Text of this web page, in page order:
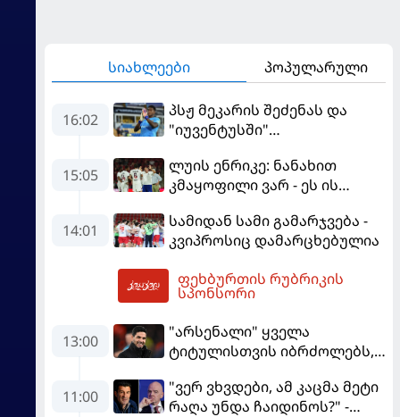
სიახლეები პოპულარული
16:02
პსჟ მეკარის შეძენას და
"იუვენტუსში"
15:05
ლუის ენრიკე: ნანახით
კმაყოფილი ვარ - ეს ის
გვინდოდა
14:01
სამიდან სამი გამარჯვება -
კვიპროსიც დამარცხებულია
ფეხბურთის რუბრიკის
სპონსორი
13:00
"არსენალი" ყველა
ტიტულისთვის იბრძოლებს,
გვსურს" - მიკელ არტეტა
11:00
"ვერ ვხვდები, ამ კაცმა მეტი
რაღა უნდა ჩაიდინოს?" -